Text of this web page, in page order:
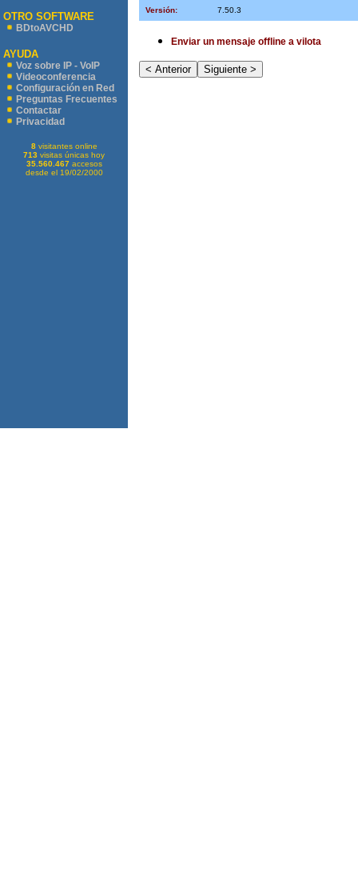
OTRO SOFTWARE
BDtoAVCHD
AYUDA
Voz sobre IP - VoIP
Videoconferencia
Configuración en Red
Preguntas Frecuentes
Contactar
Privacidad
8visitantes online
713 visitas únicas hoy
35.560.467accesos
desde el 19/02/2000
Versión:
7.50.3
Enviar un mensaje offline a vilota